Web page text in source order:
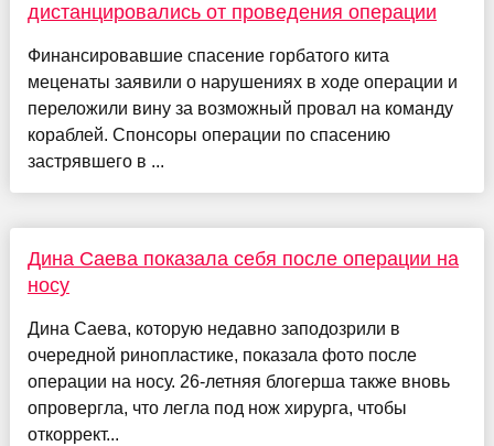
дистанцировались от проведения операции
Финансировавшие спасение горбатого кита
меценаты заявили о нарушениях в ходе операции и
переложили вину за возможный провал на команду
кораблей. Спонсоры операции по спасению
застрявшего в ...
Дина Саева показала себя после операции на
носу
Дина Саева, которую недавно заподозрили в
очередной ринопластике, показала фото после
операции на носу. 26-летняя блогерша также вновь
опровергла, что легла под нож хирурга, чтобы
откоррект...